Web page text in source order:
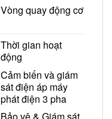
Vòng quay động cơ
Thời gian hoạt
động
Cảm biến và giám
sát điện áp máy
phát điện 3 pha